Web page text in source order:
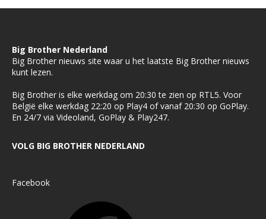
Big Brother Nederland
Big Brother nieuws site waar u het laatste Big Brother nieuws
kunt lezen.
Big Brother is elke werkdag om 20:30 te zien op RTL5. Voor
België elke werkdag 22:20 op Play4 of vanaf 20:30 op GoPlay.
En 24/7 via Videoland, GoPlay & Play247.
VOLG BIG BROTHER NEDERLAND
Facebook